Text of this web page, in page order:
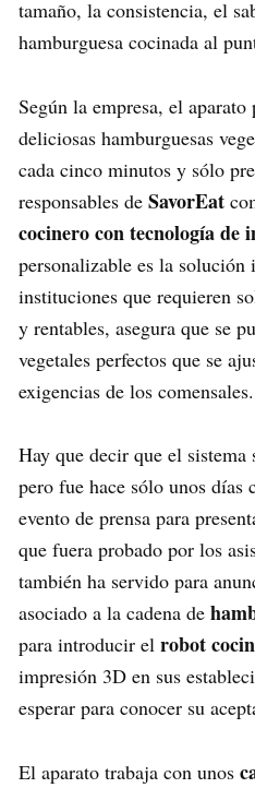
tamaño, la consistencia, el
hamburguesa cocinada al
Según la empresa, el aparato
deliciosas hamburguesas
cada cinco minutos y sólo
responsables de SavorEat
cocinero con tecnología de
personalizable es la solución
instituciones que requieren
y rentables, asegura que se
vegetales perfectos que se
exigencias de los comensales.
Hay que decir que el sistema
pero fue hace sólo unos días
evento de prensa para
que fuera probado por los
también ha servido para
asociado a la cadena de
para introducir el robot
impresión 3D en sus
esperar para conocer su
El aparato trabaja con unos